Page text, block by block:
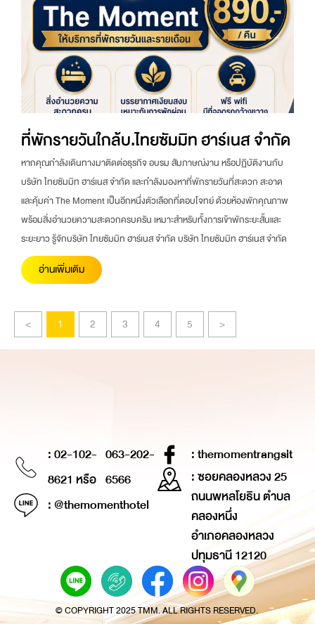
ที่พักรายวันใกล้บ.ไทยซัมมิท ฮาร์เนส จำกัด
หากคุณกำลังเดินทางมาติดต่อธุรกิจ อบรม สัมภาษณ์งาน หรือปฏิบัติงานกับ
บริษัท ไทยซัมมิท ฮาร์เนส จำกัด และกำลังมองหาที่พักรายวันที่สะดวก สะอาด
และคุ้มค่า The Moment เป็นอีกหนึ่งตัวเลือกที่ตอบโจทย์ ด้วยห้องพักคุณภาพ
พร้อมสิ่งอำนวยความสะดวกครบครัน เหมาะสำหรับทั้งการเข้าพักระยะสั้นและ
ระยะยาว รู้จักบริษัท ไทยซัมมิท ฮาร์เนส จำกัด บริษัท ไทยซัมมิท ฮาร์เนส จำกัด
อ่านเพิ่มเติม
< 1 2 3 4 5 >
: 02-102-
8621 หรือ
063-202-
6566
: @themomenthotel
: themomentrangsit
: ซอยคลองหลวง 25
ถนนพหลโยธิน ตำบล
คลองหนึ่ง
อำเภอคลองหลวง
ปทุมธานี 12120
© COPYRIGHT 2025 TMM. ALL RIGHTS RESERVED.